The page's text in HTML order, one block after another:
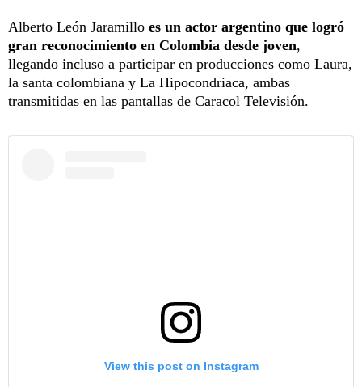
Alberto León Jaramillo es un actor argentino que logró
gran reconocimiento en Colombia desde joven,
llegando incluso a participar en producciones como Laura,
la santa colombiana y La Hipocondriaca, ambas
transmitidas en las pantallas de Caracol Televisión.
View this post on Instagram